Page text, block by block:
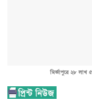
মির্জাপুরে ২৮ লাখ